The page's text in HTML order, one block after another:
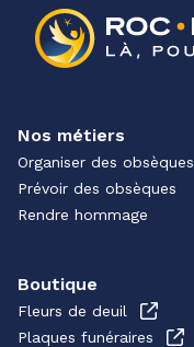
Nos métiers
Organiser des obsèques
Prévoir des obsèques
Rendre hommage
Boutique
Fleurs de deuil
Plaques funéraires